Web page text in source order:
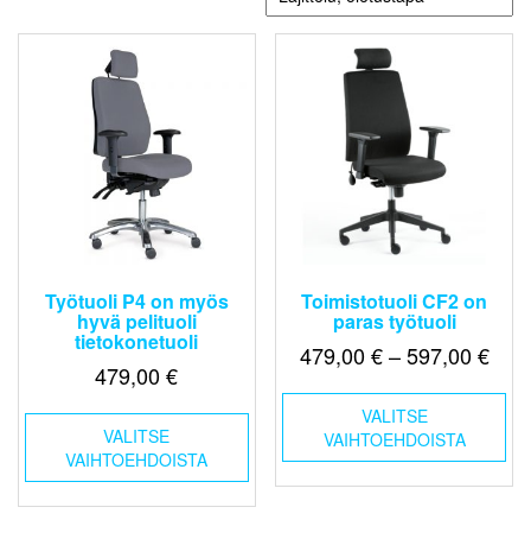
Työtuoli P4 on myös
hyvä pelituoli
tietokonetuoli
479,00€
VALITSE
VAIHTOEHDOISTA
Tällä
useampi
muunnelma.
Toimistotuoli CF2 on
paras työtuoli
479,00€ – 597,00€
VALITSE
VAIHTOEHDOISTA